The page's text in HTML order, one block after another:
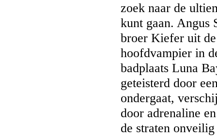
zoek naar de
kunt gaan. Angus
broer Kiefer uit
hoofdvampier in
badplaats Luna
geteisterd door
ondergaat,
door adrenaline
de straten